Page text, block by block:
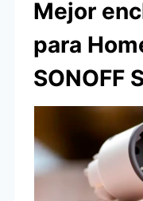
Mejor
para
SONOFF